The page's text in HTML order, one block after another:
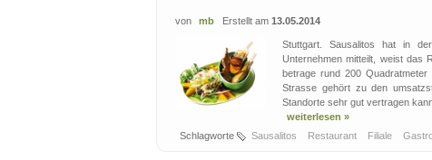
von mb Erstellt am 13.05.2014
Stuttgart. Sausalitos hat in
Unternehmen mitteilt, weist das
betrage rund 200
Strasse gehört zu den
Standorte sehr gut vertragen
weiterlesen »
Schlagworte
Sausalitos Restaurant Filiale